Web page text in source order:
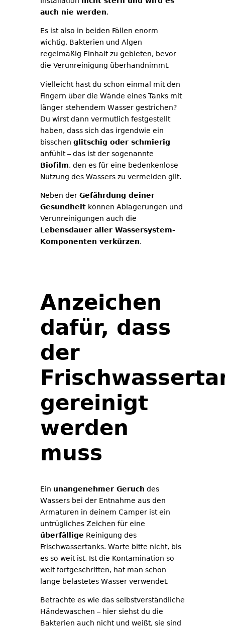
auch nie werden.
Es ist also in beiden Fällen enorm
wichtig, Bakterien und Algen
regelmäßig Einhalt zu gebieten, bevor
die Verunreinigung überhandnimmt.
Vielleicht hast du schon einmal mit den
Fingern über die Wände eines Tanks mit
länger stehendem Wasser gestrichen?
Du wirst dann vermutlich festgestellt
haben, dass sich das irgendwie ein
bisschen glitschig oder schmierig
anfühlt – das ist der sogenannte
Biofilm, den es für eine bedenkenlose
Nutzung des Wassers zu vermeiden gilt.
Neben der Gefährdung deiner
Gesundheit können Ablagerungen und
Verunreinigungen auch die
Lebensdauer aller Wassersystem-
Komponenten verkürzen.
Anzeichen
dafür, dass
der
gereinigt
werden
muss
Ein unangenehmer Geruch des
Wassers bei der Entnahme aus den
Armaturen in deinem Camper ist ein
untrügliches Zeichen für eine
überfällige Reinigung des
Frischwassertanks. Warte bitte nicht, bis
es so weit ist. Ist die Kontamination so
weit fortgeschritten, hat man schon
lange belastetes Wasser verwendet.
Betrachte es wie das selbstverständliche
Händewaschen – hier siehst du die
Bakterien auch nicht und weißt, sie sind